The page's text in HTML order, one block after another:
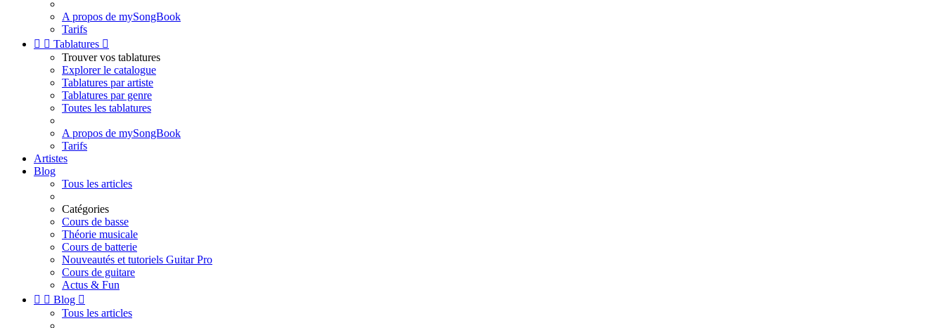
A propos de mySongBook
Tarifs
  Tablatures 
Trouver vos tablatures
Explorer le catalogue
Tablatures par artiste
Tablatures par genre
Toutes les tablatures
A propos de mySongBook
Tarifs
Artistes
Blog
Tous les articles
Catégories
Cours de basse
Théorie musicale
Cours de batterie
Nouveautés et tutoriels Guitar Pro
Cours de guitare
Actus & Fun
  Blog 
Tous les articles